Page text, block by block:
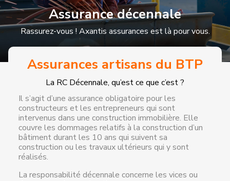
AXANTIS ASSURANCES
CONTACT
Assurance décennale
Rassurez-vous ! Axantis assurances est là pour vous.
Assurances artisans du BTP
La RC Décennale, qu’est ce que c’est ?
Il s’agit d’une assurance obligatoire pour les
constructeurs et les entrepreneurs qui sont
intervenus dans une construction immobilière. Elle
couvre les dommages relatifs à la construction d’un
bâtiment durant les 10 ans qui suivent sa
construction ou les travaux ultérieurs qui y sont
réalisés.
La responsabilité décennale concerne les vices ou